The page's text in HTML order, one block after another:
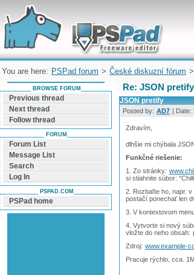
Forum can help you solve problems and quickly
find a solution with PSPad for Microsoft
Windows
You are here: PSPad forum > České diskuzní fórum
Re: JSON pretify
JSON pretify
Posted by: AD7 | Date:
Zdravím,
dlhšie mi chýbala
Funkčné riešenie:
1. Zo stránky:
si stiahnite súbor:
2. Rozbaľte ho, napr.
postačí ponechať len
3. V kontextovom
4. Vytvorte si nový
vložte do neho obsah:
Zdroj: www.example-
Pracuje rýchlo, cca.
BROWSE FORUM
Previous thread
Next thread
Follow thread
FORUM
Forum List
Message List
Search
Log In
PSPAD.COM
PSPad home